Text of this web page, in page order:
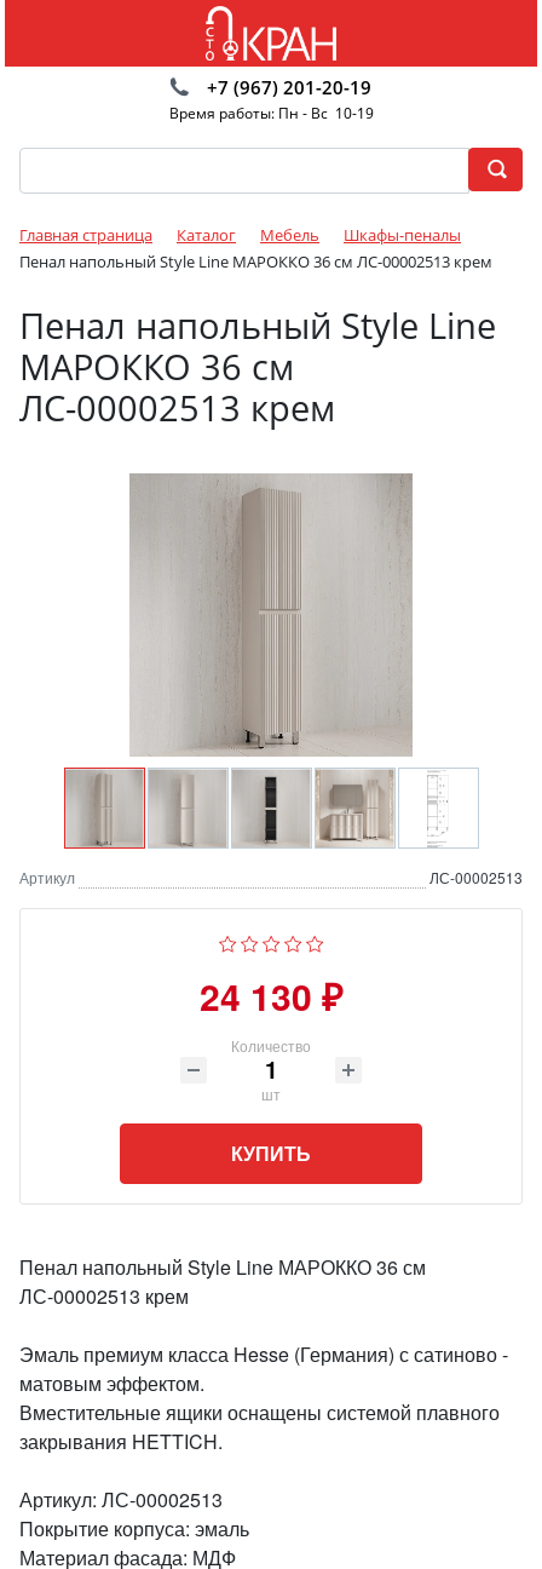
+7 (967) 201-20-19
Время работы: Пн - Вс 10-19
Главная страница Каталог Мебель
Шкафы-пеналы
Пенал напольный Style Line МАРОККО 36 см ЛС-00002513 крем
Пенал напольный Style Line
МАРОККО 36 см
ЛС-00002513 крем
Артикул ЛС-00002513
24 130 ₽
Количество
шт
КУПИТЬ
Пенал напольный Style Line МАРОККО 36 см
ЛС-00002513 крем
Эмаль премиум класса Hesse (Германия) с сатиново -
матовым эффектом.
Вместительные ящики оснащены системой плавного
закрывания HETTICH.
Артикул: ЛС-00002513
Покрытие корпуса: эмаль
Материал фасада: МДФ